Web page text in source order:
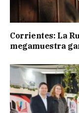
Corrientes: La
megamuestra